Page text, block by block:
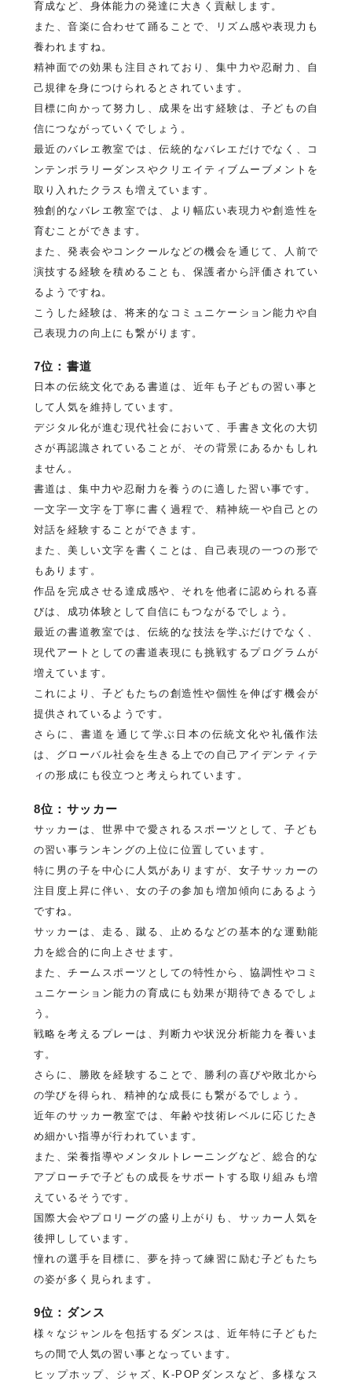
育成など、身体能力の発達に大きく貢献します。
また、音楽に合わせて踊ることで、リズム感や表現力も
養われますね。
精神面での効果も注目されており、集中力や忍耐力、自
己規律を身につけられるとされています。
目標に向かって努力し、成果を出す経験は、子どもの自
信につながっていくでしょう。
最近のバレエ教室では、伝統的なバレエだけでなく、コ
ンテンポラリーダンスやクリエイティブムーブメントを
取り入れたクラスも増えています。
独創的なバレエ教室では、より幅広い表現力や創造性を
育むことができます。
また、発表会やコンクールなどの機会を通じて、人前で
演技する経験を積めることも、保護者から評価されてい
るようですね。
こうした経験は、将来的なコミュニケーション能力や自
己表現力の向上にも繋がります。
7位：書道
日本の伝統文化である書道は、近年も子どもの習い事と
して人気を維持しています。
デジタル化が進む現代社会において、手書き文化の大切
さが再認識されていることが、その背景にあるかもしれ
ません。
書道は、集中力や忍耐力を養うのに適した習い事です。
一文字一文字を丁寧に書く過程で、精神統一や自己との
対話を経験することができます。
また、美しい文字を書くことは、自己表現の一つの形で
もあります。
作品を完成させる達成感や、それを他者に認められる喜
びは、成功体験として自信にもつながるでしょう。
最近の書道教室では、伝統的な技法を学ぶだけでなく、
現代アートとしての書道表現にも挑戦するプログラムが
増えています。
これにより、子どもたちの創造性や個性を伸ばす機会が
提供されているようです。
さらに、書道を通じて学ぶ日本の伝統文化や礼儀作法
は、グローバル社会を生きる上での自己アイデンティテ
ィの形成にも役立つと考えられています。
8位：サッカー
サッカーは、世界中で愛されるスポーツとして、子ども
の習い事ランキングの上位に位置しています。
特に男の子を中心に人気がありますが、女子サッカーの
注目度上昇に伴い、女の子の参加も増加傾向にあるよう
ですね。
サッカーは、走る、蹴る、止めるなどの基本的な運動能
力を総合的に向上させます。
また、チームスポーツとしての特性から、協調性やコミ
ュニケーション能力の育成にも効果が期待できるでしょ
う。
戦略を考えるプレーは、判断力や状況分析能力を養いま
す。
さらに、勝敗を経験することで、勝利の喜びや敗北から
の学びを得られ、精神的な成長にも繋がるでしょう。
近年のサッカー教室では、年齢や技術レベルに応じたき
め細かい指導が行われています。
また、栄養指導やメンタルトレーニングなど、総合的な
アプローチで子どもの成長をサポートする取り組みも増
えているそうです。
国際大会やプロリーグの盛り上がりも、サッカー人気を
後押ししています。
憧れの選手を目標に、夢を持って練習に励む子どもたち
の姿が多く見られます。
9位：ダンス
様々なジャンルを包括するダンスは、近年特に子どもた
ちの間で人気の習い事となっています。
ヒップホップ、ジャズ、K-POPダンスなど、多様なス